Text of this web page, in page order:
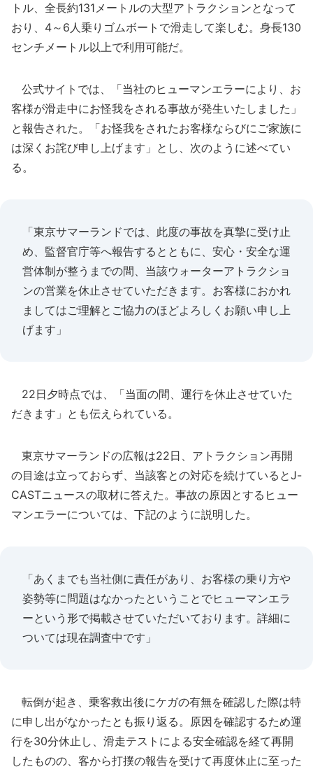
トル、全長約131メートルの大型アトラクションとなって
おり、4～6人乗りゴムボートで滑走して楽しむ。身長130
センチメートル以上で利用可能だ。
公式サイトでは、「当社のヒューマンエラーにより、お
客様が滑走中にお怪我をされる事故が発生いたしました」
と報告された。「お怪我をされたお客様ならびにご家族に
は深くお詫び申し上げます」とし、次のように述べてい
る。
「東京サマーランドでは、此度の事故を真摯に受け止
め、監督官庁等へ報告するとともに、安心・安全な運
営体制が整うまでの間、当該ウォーターアトラクショ
ンの営業を休止させていただきます。お客様におかれ
ましてはご理解とご協力のほどよろしくお願い申し上
げます」
22日夕時点では、「当面の間、運行を休止させていた
だきます」とも伝えられている。
東京サマーランドの広報は22日、アトラクション再開
の目途は立っておらず、当該客との対応を続けているとJ-
CASTニュースの取材に答えた。事故の原因とするヒュー
マンエラーについては、下記のように説明した。
「あくまでも当社側に責任があり、お客様の乗り方や
姿勢等に問題はなかったということでヒューマンエラ
ーという形で掲載させていただいております。詳細に
ついては現在調査中です」
転倒が起き、乗客救出後にケガの有無を確認した際は特
に申し出がなかったとも振り返る。原因を確認するため運
行を30分休止し、滑走テストによる安全確認を経て再開
したものの、客から打撲の報告を受けて再度休止に至った